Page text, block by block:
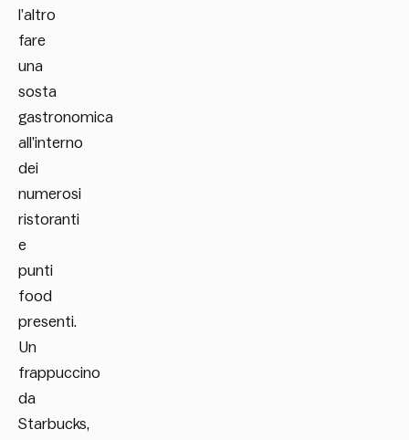
l’altro
fare
una
sosta
gastronomica
all’interno
dei
numerosi
ristoranti
e
punti
food
presenti.
Un
frappuccino
da
Starbucks,